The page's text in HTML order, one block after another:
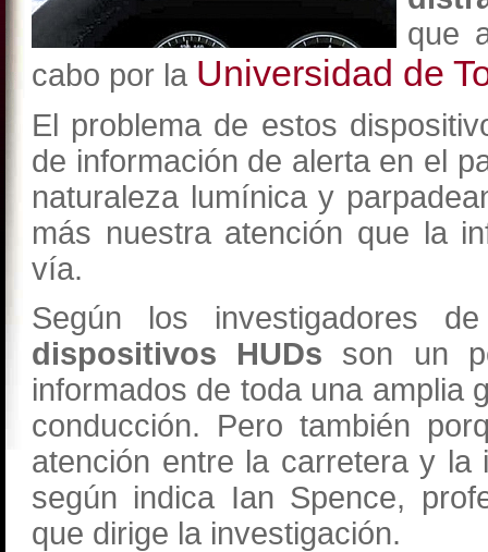
que
cabo por la Universidad de
El problema de estos
de información de alerta en el
naturaleza lumínica y
más nuestra atención que la
vía.
Según los investigadores
dispositivos HUDs son un
informados de toda una amplia
conducción. Pero también
atención entre la carretera y la
según indica Ian Spence,
que dirige la investigación.